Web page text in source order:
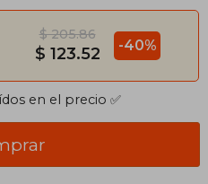
$ 205.86
$ 123.52 -40%
en el precio ✅